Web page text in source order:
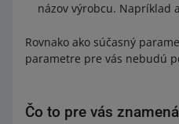
názov výrobcu. Napríklad
Rovnako ako súčasný
parametre pre vás nebudú
Čo to pre vás znamená